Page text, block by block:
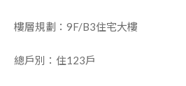
樓層規劃：9F/B3住宅大樓
總戶別：住123戶